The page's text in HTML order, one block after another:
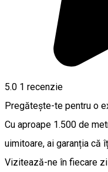
5.0 1 recenzie
Pregătește-te pentru o
Cu aproape 1.500 de
uimitoare, ai garanția că
Vizitează-ne în fiecare